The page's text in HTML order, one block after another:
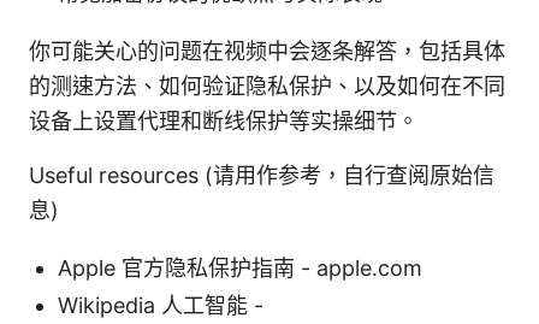
你可能关心的问题在视频中会逐条解答，包括具体
的测速方法、如何验证隐私保护、以及如何在不同
设备上设置代理和断线保护等实操细节。
Useful resources (请用作参考，自行查阅原始信
息)
Apple 官方隐私保护指南 - apple.com
Wikipedia 人工智能 -